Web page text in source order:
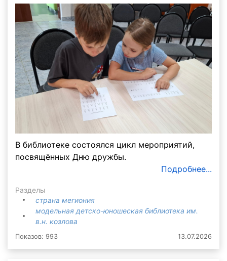
В библиотеке состоялся цикл мероприятий,
посвящённых Дню дружбы.
Подробнее...
Разделы
страна мегиония
модельная детско-юношеская библиотека им.
в.н. козлова
Показов: 993 13.07.2026